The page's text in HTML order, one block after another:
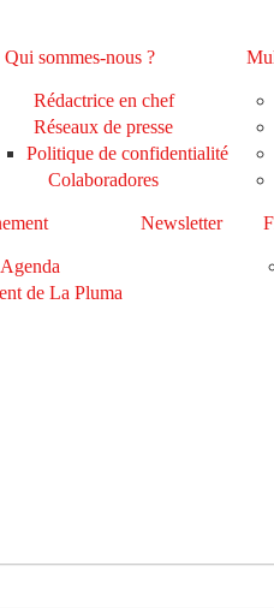
Qui sommes-nous ?
Rédactrice en chef
Réseaux de presse
Politique de confidentialité
Colaboradores
Agenda
de La Pluma
Newsletter